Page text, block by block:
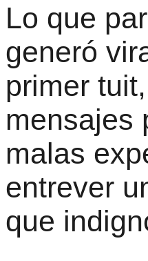
Lo que
generó
primer
mensajes
malas
entrever
que